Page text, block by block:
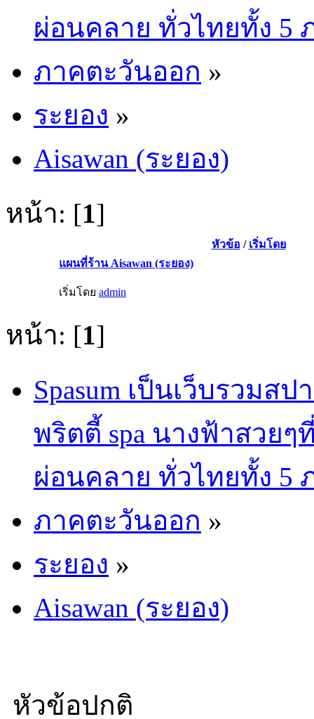
ผ่อนคลาย ทั่วไทยทั้ง 5
ภาคตะวันออก »
ระยอง »
Aisawan (ระยอง)
หน้า: [1]
หัวข้อ / เริ่มโดย
แผนที่ร้าน Aisawan (ระยอง)
เริ่มโดย admin
หน้า: [1]
Spasum เป็นเว็บรวม
พริตตี้ spa นางฟ้าสวย
ผ่อนคลาย ทั่วไทยทั้ง 5
ภาคตะวันออก »
ระยอง »
Aisawan (ระยอง)
หัวข้อปกติ